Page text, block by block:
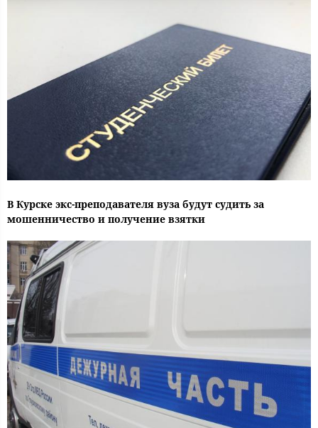
В Курске экс-преподавателя вуза будут судить за
мошенничество и получение взятки